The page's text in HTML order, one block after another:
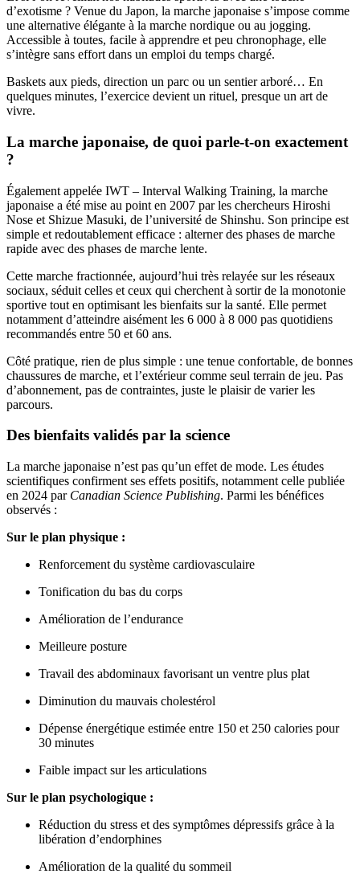
d’exotisme ? Venue du Japon, la marche japonaise s’impose comme
une alternative élégante à la marche nordique ou au jogging.
Accessible à toutes, facile à apprendre et peu chronophage, elle
s’intègre sans effort dans un emploi du temps chargé.
Baskets aux pieds, direction un parc ou un sentier arboré… En
quelques minutes, l’exercice devient un rituel, presque un art de
vivre.
La marche japonaise, de quoi parle-t-on exactement
?
Également appelée IWT – Interval Walking Training, la marche
japonaise a été mise au point en 2007 par les chercheurs Hiroshi
Nose et Shizue Masuki, de l’université de Shinshu. Son principe est
simple et redoutablement efficace : alterner des phases de marche
rapide avec des phases de marche lente.
Cette marche fractionnée, aujourd’hui très relayée sur les réseaux
sociaux, séduit celles et ceux qui cherchent à sortir de la monotonie
sportive tout en optimisant les bienfaits sur la santé. Elle permet
notamment d’atteindre aisément les 6 000 à 8 000 pas quotidiens
recommandés entre 50 et 60 ans.
Côté pratique, rien de plus simple : une tenue confortable, de bonnes
chaussures de marche, et l’extérieur comme seul terrain de jeu. Pas
d’abonnement, pas de contraintes, juste le plaisir de varier les
parcours.
Des bienfaits validés par la science
La marche japonaise n’est pas qu’un effet de mode. Les études
scientifiques confirment ses effets positifs, notamment celle publiée
en 2024 par Canadian Science Publishing. Parmi les bénéfices
observés :
Sur le plan physique :
Renforcement du système cardiovasculaire
Tonification du bas du corps
Amélioration de l’endurance
Meilleure posture
Travail des abdominaux favorisant un ventre plus plat
Diminution du mauvais cholestérol
Dépense énergétique estimée entre 150 et 250 calories pour
30 minutes
Faible impact sur les articulations
Sur le plan psychologique :
Réduction du stress et des symptômes dépressifs grâce à la
libération d’endorphines
Amélioration de la qualité du sommeil